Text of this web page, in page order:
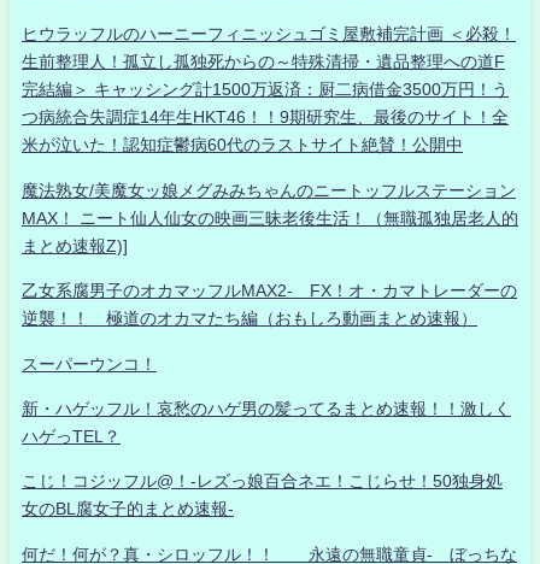
ヒウラッフルのハーニーフィニッシュゴミ屋敷補完計画 ＜必殺！
生前整理人！孤立し孤独死からの～特殊清掃・遺品整理への道F
完結編＞ キャッシング計1500万返済：厨二病借金3500万円！う
つ病統合失調症14年生HKT46！！9期研究生、最後のサイト！全
米が泣いた！認知症鬱病60代のラストサイト絶賛！公開中
魔法熟女/美魔女ッ娘メグみみちゃんのニートッフルステーション
MAX！ ニート仙人仙女の映画三昧老後生活！（無職孤独居老人的
まとめ速報Z)]
乙女系腐男子のオカマッフルMAX2- FX！オ・カマトレーダーの
逆襲！！ 極道のオカマたち編（おもしろ動画まとめ速報）
スーパーウンコ！
新・ハゲッフル！哀愁のハゲ男の髪ってるまとめ速報！！激しく
ハゲっTEL？
こじ！コジッフル@！-レズっ娘百合ネエ！こじらせ！50独身処
女のBL腐女子的まとめ速報-
何だ！何が？真・シロッフル！！ 永遠の無職童貞- ぼっちな